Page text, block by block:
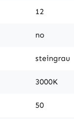
12
no
steingrau
3000K
50